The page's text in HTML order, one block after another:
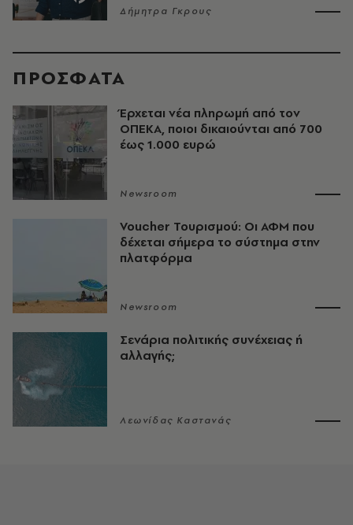
Δήμητρα Γκρους
ΠΡΟΣΦΑΤΑ
Έρχεται νέα πληρωμή από τον
ΟΠΕΚΑ, ποιοι δικαιούνται από 700
έως 1.000 ευρώ
Newsroom
Voucher Τουρισμού: Οι ΑΦΜ που
δέχεται σήμερα το σύστημα στην
πλατφόρμα
Newsroom
Σενάρια πολιτικής συνέχειας ή
αλλαγής;
Λεωνίδας Καστανάς